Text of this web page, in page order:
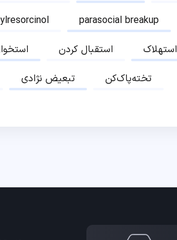
parasocial breakup
استقبال کردن استهلاک
تبعیض نژادی تخته‌پاک‌کن